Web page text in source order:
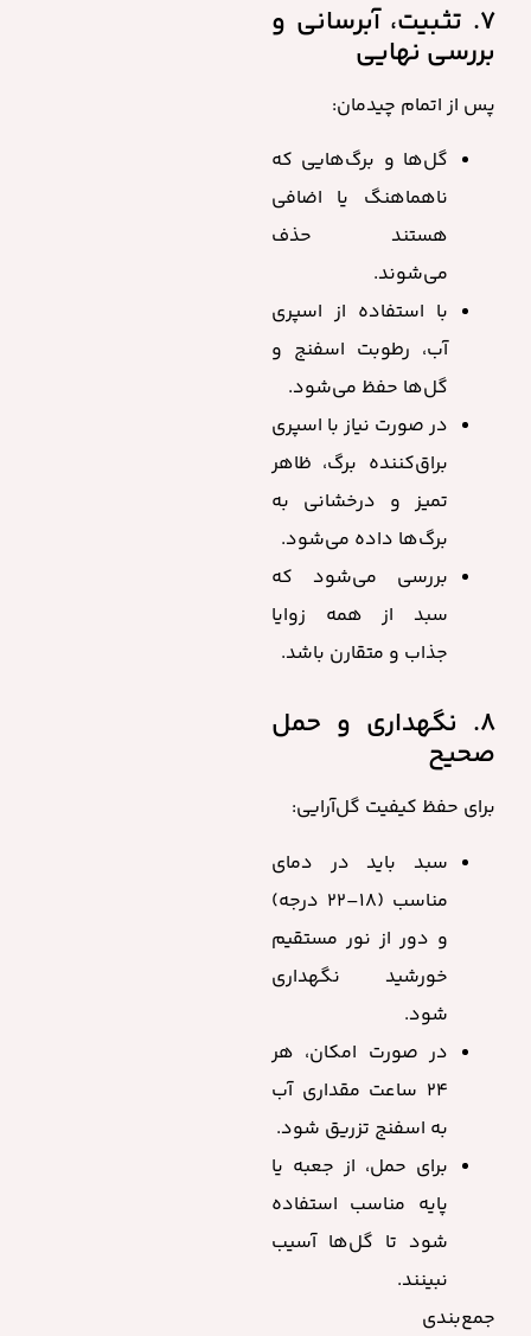
۷. تثبیت، آبرسانی و
بررسی نهایی
پس از اتمام چیدمان:
گل‌ها و برگ‌هایی که
ناهماهنگ یا اضافی
هستند حذف
می‌شوند.
با استفاده از اسپری
آب، رطوبت اسفنج و
گل‌ها حفظ می‌شود.
در صورت نیاز با اسپری
براق‌کننده برگ، ظاهر
تمیز و درخشانی به
برگ‌ها داده می‌شود.
بررسی می‌شود که
سبد از همه زوایا
جذاب و متقارن باشد.
۸. نگهداری و حمل
صحیح
برای حفظ کیفیت گل‌آرایی:
سبد باید در دمای
مناسب (۱۸–۲۲ درجه)
و دور از نور مستقیم
خورشید نگهداری
شود.
در صورت امکان، هر
۲۴ ساعت مقداری آب
به اسفنج تزریق شود.
برای حمل، از جعبه یا
پایه مناسب استفاده
شود تا گل‌ها آسیب
نبینند.
جمع‌بندی